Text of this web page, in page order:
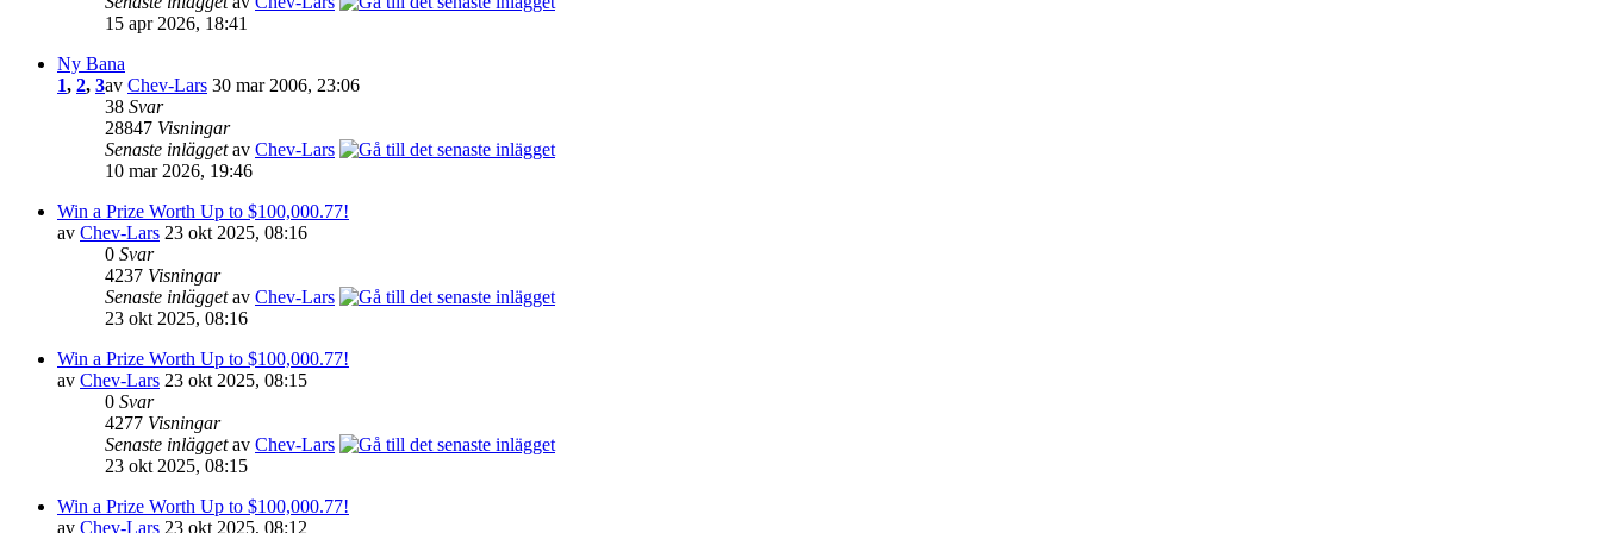
15 apr 2026, 18:41
Ny Bana
1, 2, 3av Chev-Lars 30 mar 2006, 23:06
38 Svar
28847 Visningar
Senaste inläggetav Chev-Lars
10 mar 2026, 19:46
Win a Prize Worth Up to $100,000.77!
av Chev-Lars 23 okt 2025, 08:16
0 Svar
4237 Visningar
Senaste inläggetav Chev-Lars
23 okt 2025, 08:16
Win a Prize Worth Up to $100,000.77!
av Chev-Lars 23 okt 2025, 08:15
0 Svar
4277 Visningar
Senaste inläggetav Chev-Lars
23 okt 2025, 08:15
Win a Prize Worth Up to $100,000.77!
av Chev-Lars 23 okt 2025, 08:12